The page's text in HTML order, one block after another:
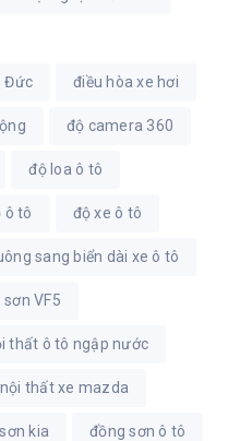
Đức điều hòa xe hơi
độ camera 360
độ loa ô tô
ô tô độ xe ô tô
sang biển dài xe ô tô
VF5
thất ô tô ngập nước
thất xe mazda
kia đồng sơn ô tô